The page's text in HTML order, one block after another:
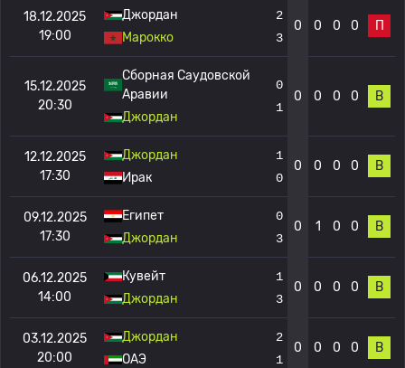
18.12.2025
19:00
Джордан
Марокко
2
3
0 0 0 0 П
15.12.2025
20:30
Сборная Саудовской
Аравии
Джордан
0
1
0 0 0 0 В
12.12.2025
17:30
Джордан
Ирак
1
0
0 0 0 0 В
09.12.2025
17:30
Египет
Джордан
0
3
0 1 0 0 В
06.12.2025
14:00
Кувейт
Джордан
1
3
0 0 0 0 В
03.12.2025
20:00
Джордан
ОАЭ
2
1
0 0 0 0 В